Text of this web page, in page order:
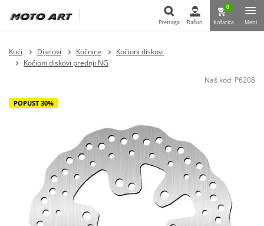
Pretraga Račun
0
Košarica Meni
Kući Dijelovi Kočnice
Kočioni diskovi
Kočioni diskovi prednji NG
Naš kod: P6208
POPUST 30%